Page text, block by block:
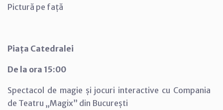
Pictură pe față
Piața Catedralei
De la ora 15:00
Spectacol de magie și jocuri interactive cu Compania
de Teatru „Magix” din București